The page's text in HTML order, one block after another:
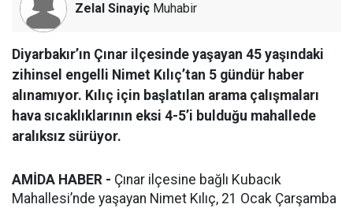
Zelal Sinayiç Muhabir
Diyarbakır’ın Çınar ilçesinde yaşayan 45 yaşındaki
zihinsel engelli Nimet Kılıç’tan 5 gündür haber
alınamıyor. Kılıç için başlatılan arama çalışmaları
hava sıcaklıklarının eksi 4-5’i bulduğu mahallede
aralıksız sürüyor.
AMİDA HABER - Çınar ilçesine bağlı Kubacık
Mahallesi’nde yaşayan Nimet Kılıç, 21 Ocak Çarşamba